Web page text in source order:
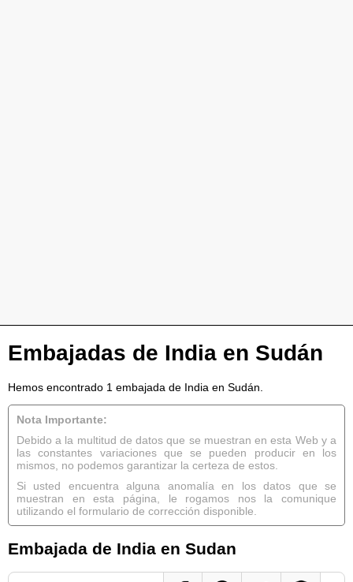
Embajadas de India en Sudán
Hemos encontrado 1 embajada de India en Sudán.
Nota Importante:
Debido a la multitud de datos que se muestran en esta Web y a
las constantes variaciones que se pueden producir en los
mismos, no podemos garantizar la certeza de estos.
Si usted encuentra alguna anomalía en los datos que se
muestran en esta página, le rogamos nos la comunique
utilizando el formulario de corrección disponible.
Embajada de India en Sudan